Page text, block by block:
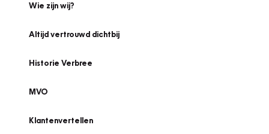
Wie zijn wij?
Altijd vertrouwd dichtbij
Historie Verbree
MVO
Klantenvertellen